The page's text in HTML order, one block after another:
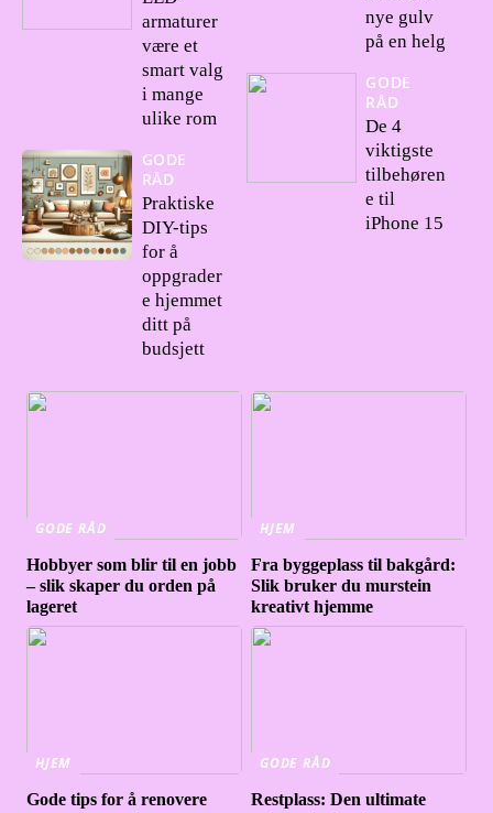
armaturer
være et
smart valg
i mange
ulike rom
GODE
RÅD
Praktiske
DIY-tips
for å
oppgrader
e hjemmet
ditt på
budsjett
nye gulv
på en helg
GODE
RÅD
De 4
viktigste
tilbehøren
e til
iPhone 15
GODE RÅD
Hobbyer som blir til en jobb
– slik skaper du orden på
lageret
HJEM
Fra byggeplass til bakgård:
Slik bruker du murstein
kreativt hjemme
HJEM
Gode tips for å renovere
GODE RÅD
Restplass: Den ultimate